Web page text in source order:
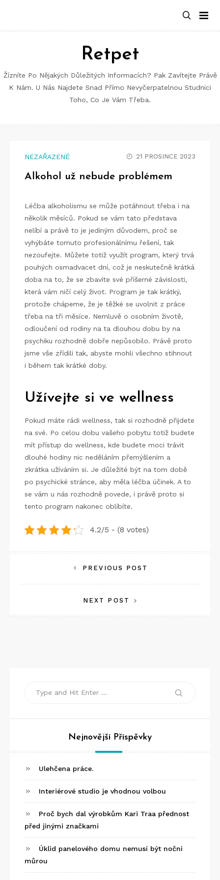
Retpet
Žízníte Po Nějakých Důležitých Informacích? Pak Zavítejte Právě
K Nám. U Nás Najdete Snad Přímo Nevyčerpatelnou Studnici
Toho, Co Je Vám Třeba.
NEZAŘAZENÉ 21 PROSINCE 2023
Alkohol už nebude problémem
Léčba alkoholismu se může potáhnout třeba i na
několik měsíců. Pokud se vám tato představa
nelíbí a právě to je jediným důvodem, proč se
vyhýbáte tomuto profesionálnímu řešení, tak
nezoufejte. Můžete totiž využít program, který trvá
pouhých osmadvacet dní, což je neskutečně krátká
doba na to, že se zbavíte své příšerné závislosti,
která vám ničí celý život. Program je tak krátký,
protože chápeme, že je těžké se uvolnit z práce
třeba na tři měsíce. Nemluvě o osobním životě,
odloučení od rodiny na ta dlouhou dobu by na
psychiku rozhodně dobře nepůsobilo. Právě proto
jsme vše zřídili tak, abyste mohli všechno stihnout
i během tak krátké doby.
Užívejte si ve wellness
Pokud máte rádi wellness, tak si rozhodně přijdete
na své. Po celou dobu vašeho pobytu totiž budete
mít přístup do wellness, kde budete moci trávit
dlouhé hodiny nic neděláním přemýšlením a
zkrátka užíváním si. Je důležité být na tom době
po psychické stránce, aby měla léčba účinek. A to
se vám u nás rozhodně povede, i právě proto si
tento program nakonec oblíbíte.
4.2/5 - (8 votes)
Navigace
pro
PREVIOUS POST
NEXT POST
Search
Nejnovější Příspěvky
Ulehčena práce.
Interiérové studio je vhodnou volbou
Proč bych dal výrobkům Kari Traa přednost
před jinými značkami
Úklid panelového domu nemusí být noční
můrou